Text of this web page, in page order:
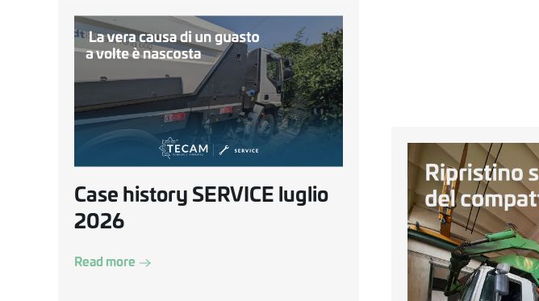
Case history SERVICE luglio
2026
Read more